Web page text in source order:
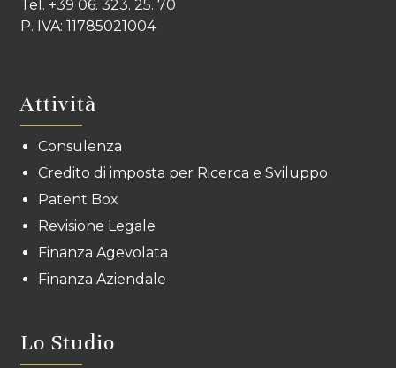
Tel. +39 06. 323. 25. 70
P. IVA: 11785021004
Attività
Consulenza
Credito di imposta per Ricerca e Sviluppo
Patent Box
Revisione Legale
Finanza Agevolata
Finanza Aziendale
Lo Studio